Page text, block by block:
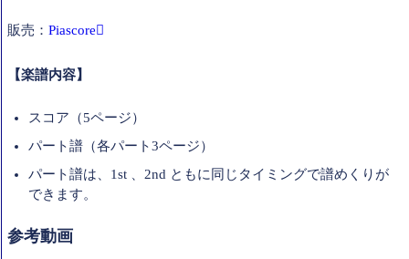
販売： Piascore
【楽譜内容】
スコア（5ページ）
パート譜（各パート3ページ）
パート譜は、1st 、2nd ともに同じタイミングで譜めくりが
できます。
参考動画